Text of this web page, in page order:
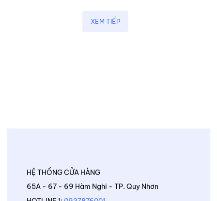
XEM TIẾP
HỆ THỐNG CỬA HÀNG
65A - 67 - 69 Hàm Nghi - TP. Quy Nhơn